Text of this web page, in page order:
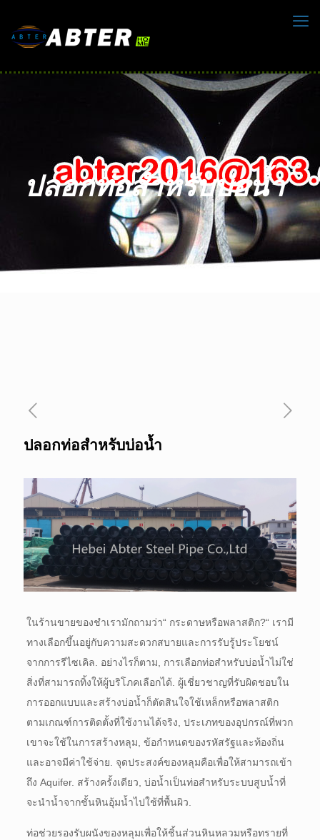
ปลอกท่อสำหรับบ่อน้ำ
ปลอกท่อสำหรับบ่อน้ำ
ในร้านขายของชำเรามักถามว่า“ กระดาษหรือพลาสติก?“ เรามี
ทางเลือกขึ้นอยู่กับความสะดวกสบายและการรับรู้ประโยชน์
จากการรีไซเคิล. อย่างไรก็ตาม, การเลือกท่อสำหรับบ่อน้ำไม่ใช่
สิ่งที่สามารถทิ้งให้ผู้บริโภคเลือกได้. ผู้เชี่ยวชาญที่รับผิดชอบใน
การออกแบบและสร้างบ่อน้ำก็ตัดสินใจใช้เหล็กหรือพลาสติก
ตามเกณฑ์การติดตั้งที่ใช้งานได้จริง, ประเภทของอุปกรณ์ที่พวก
เขาจะใช้ในการสร้างหลุม, ข้อกำหนดของรหัสรัฐและท้องถิ่น
และอาจมีค่าใช้จ่าย. จุดประสงค์ของหลุมคือเพื่อให้สามารถเข้า
ถึง Aquifer. สร้างครั้งเดียว, บ่อน้ำเป็นท่อสำหรับระบบสูบน้ำที่
จะนำน้ำจากชั้นหินอุ้มน้ำไปใช้ที่พื้นผิว.
ท่อช่วยรองรับผนังของหลุมเพื่อให้ชิ้นส่วนหินหลวมหรือทรายที่